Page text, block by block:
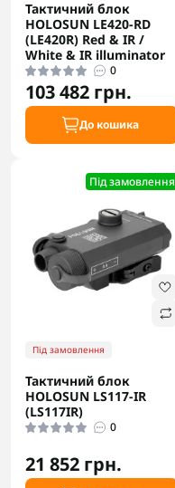
Тактичний блок
HOLOSUN LE420-RD
(LE420R) Red & IR /
White & IR illuminator
0
103 482 грн.
До кошика
Під замовлення
Під замовлення
Тактичний блок
HOLOSUN LS117-IR
(LS117IR)
0
21 852 грн.